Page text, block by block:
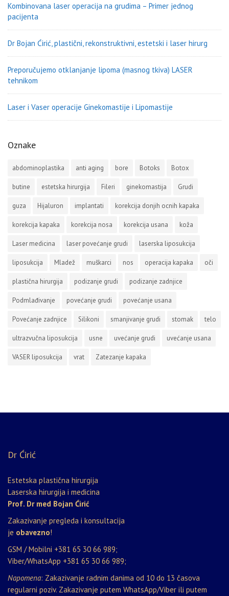
Kombinovana laser operacija na grudima – Primer jednog
pacijenta
Dr Bojan Ćirić, plastični, rekonstruktivni, estetski i laser hirurg
Preporučujemo otklanjanje lipoma (masnog tkiva) LASER
tehnikom
Laser i Vaser operacije Ginekomastije i Lipomastije
Oznake
abdominoplastika anti aging bore Botoks Botox
butine estetska hirurgija Fileri ginekomastija Grudi
guza Hijaluron implantati korekcija donjih ocnih kapaka
korekcija kapaka korekcija nosa korekcija usana koža
Laser medicina laser povećanje grudi laserska liposukcija
liposukcija Mladež muškarci nos operacija kapaka oči
plastična hirurgija podizanje grudi podizanje zadnjice
Podmlađivanje povećanje grudi povećanje usana
Povećanje zadnjice Silikoni smanjivanje grudi stomak telo
ultrazvučna liposukcija usne uvećanje grudi uvećanje usana
VASER liposukcija vrat Zatezanje kapaka
Dr Ćirić
Estetska plastična hirurgija
Laserska hirurgija i medicina
Prof. Dr med Bojan Ćirić
Zakazivanje pregleda i konsultacija
je obavezno!
GSM / Mobilni +381 65 30 66 989;
Viber/WhatsApp +381 65 30 66 989;
Napomena: Zakazivanje radnim danima od 10 do 13 časova
regularni poziv. Zakazivanje putem WhatsApp/Viber ili putem